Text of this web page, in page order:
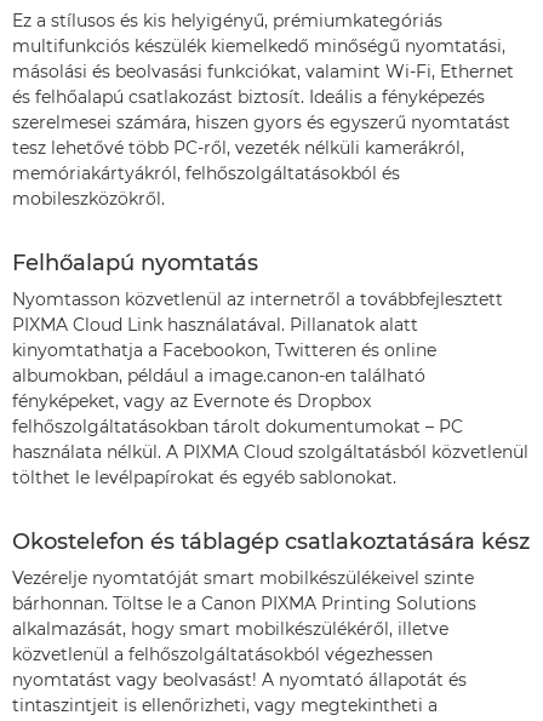
Ez a stílusos és kis helyigényű, prémiumkategóriás
multifunkciós készülék kiemelkedő minőségű nyomtatási,
másolási és beolvasási funkciókat, valamint Wi-Fi, Ethernet
és felhőalapú csatlakozást biztosít. Ideális a fényképezés
szerelmesei számára, hiszen gyors és egyszerű nyomtatást
tesz lehetővé több PC-ről, vezeték nélküli kamerákról,
memóriakártyákról, felhőszolgáltatásokból és
mobileszközökről.
Felhőalapú nyomtatás
Nyomtasson közvetlenül az internetről a továbbfejlesztett
PIXMA Cloud Link használatával. Pillanatok alatt
kinyomtathatja a Facebookon, Twitteren és online
albumokban, például a image.canon-en található
fényképeket, vagy az Evernote és Dropbox
felhőszolgáltatásokban tárolt dokumentumokat – PC
használata nélkül. A PIXMA Cloud szolgáltatásból közvetlenül
tölthet le levélpapírokat és egyéb sablonokat.
Okostelefon és táblagép csatlakoztatására kész
Vezérelje nyomtatóját smart mobilkészülékeivel szinte
bárhonnan. Töltse le a Canon PIXMA Printing Solutions
alkalmazását, hogy smart mobilkészülékéről, illetve
közvetlenül a felhőszolgáltatásokból végezhessen
nyomtatást vagy beolvasást! A nyomtató állapotát és
tintaszintjeit is ellenőrizheti, vagy megtekintheti a